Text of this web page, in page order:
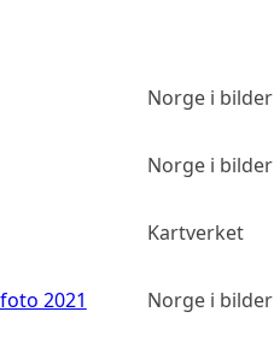
Norge i bilder
Norge i bilder
Kartverket
2021 Norge i bilder